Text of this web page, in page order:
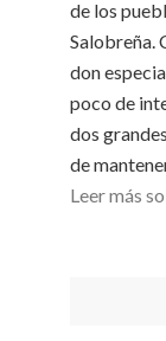
de los
Salobreña.
don
poco de
dos
de
Leer más